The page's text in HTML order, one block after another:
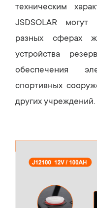
техническим
JSDSOLAR могут
разных сферах
устройства
обеспечения
спортивных
других учреждений.